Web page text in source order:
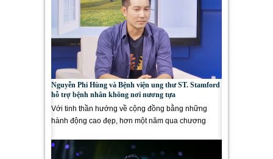
Nguyễn Phi Hùng và Bệnh viện ung thư ST. Stamford
hỗ trợ bệnh nhân không nơi nương tựa
Với tinh thần hướng về cộng đồng bằng những
hành động cao đẹp, hơn một năm qua chương